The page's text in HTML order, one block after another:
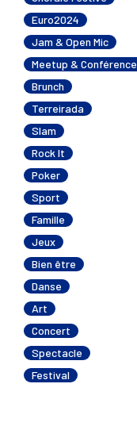
Euro2024
Jam & Open Mic
Meetup & Conférence
Brunch
Terreirada
Slam
Rock It
Poker
Sport
Famille
Jeux
Bien être
Danse
Art
Concert
Spectacle
Festival